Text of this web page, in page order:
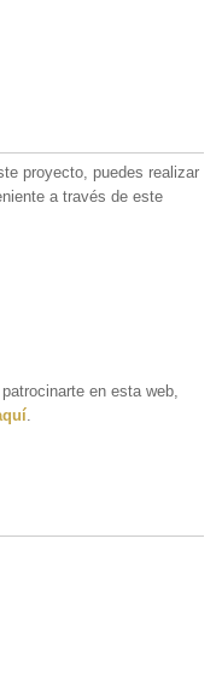
proyecto, puedes realizar
a través de este
en esta web,